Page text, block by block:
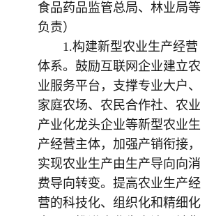
食品药品监管总局、林业局等
负责）
1.构建新型农业生产经营
体系。鼓励互联网企业建立农
业服务平台，支撑专业大户、
家庭农场、农民合作社、农业
产业化龙头企业等新型农业生
产经营主体，加强产销衔接，
实现农业生产由生产导向向消
费导向转变。提高农业生产经
营的科技化、组织化和精细化